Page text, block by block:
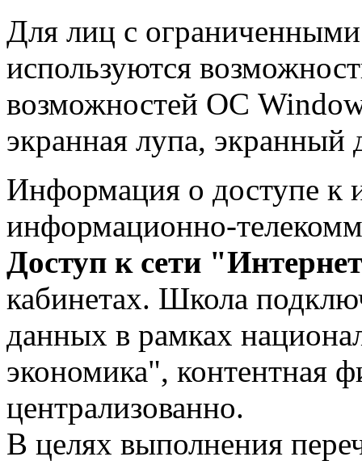
Для лиц с
используются
возможностей ОС
экранная лупа, экранный
Информация о доступе
информационно-
Доступ к сети
кабинетах. Школа
данных в рамках
экономика", контентная
централизованно.
В целях выполнения